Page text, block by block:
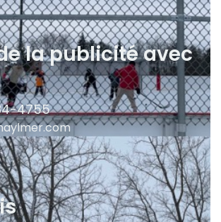
la publicité avec
4755